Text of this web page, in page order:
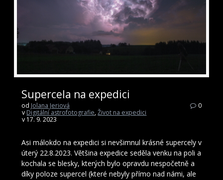
Supercela na expedici
od Jolana Jeriová
v Digitální astrofotografie,Život na expedici
v 17. 9. 2023
0
Asi málokdo na expedici si nevšimnul krásné supercely v
úterý 22.8.2023. Většina expedice seděla venku na poli a
kochala se blesky, kterých bylo opravdu nespočetně a
díky poloze supercel (které nebyly přímo nad námi, ale